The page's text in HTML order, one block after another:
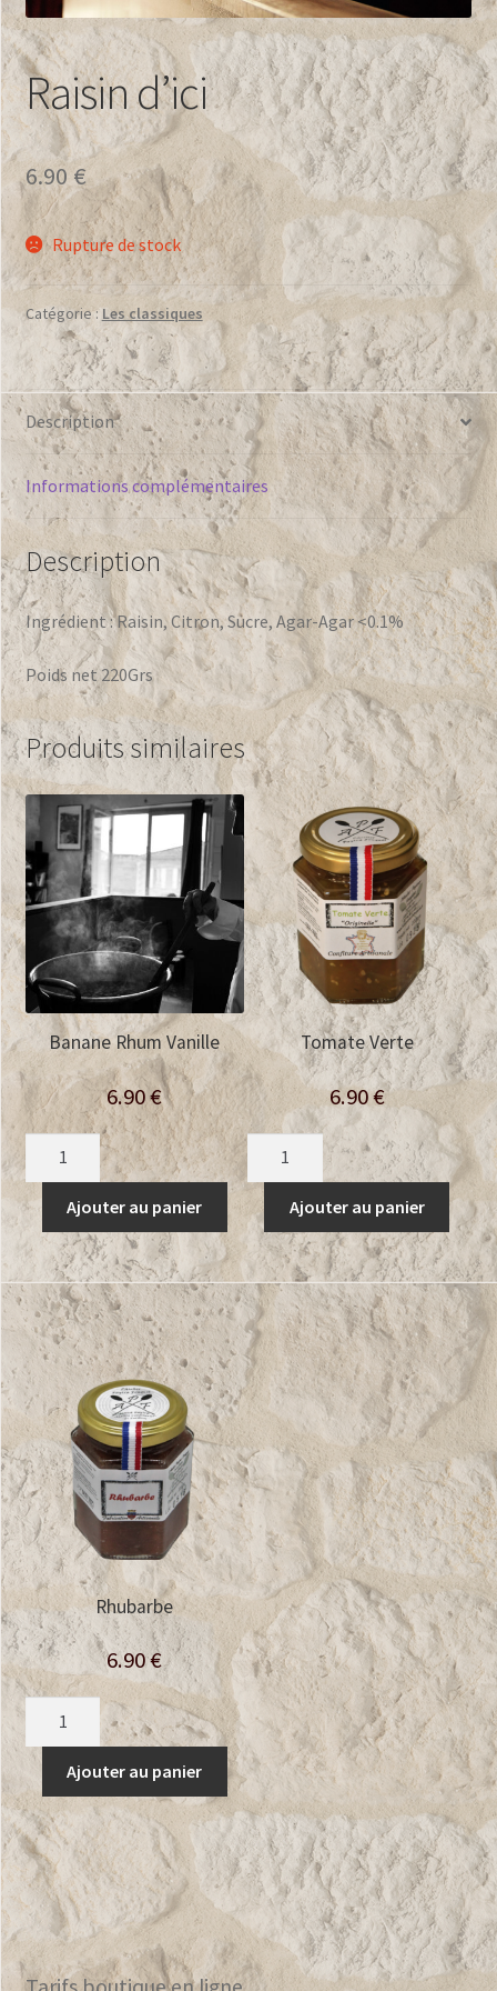
Les Partenaires
Mon compte
Paiement
Panier
Politique de confidentialité
Qui sommes nous
Raisin d’ici
6.90€
Rupture de stock
Catégorie :Les classiques
Description
Informations complémentaires
Description
Ingrédient : Raisin, Citron, Sucre, Agar-Agar <0.1%
Poids net 220Grs
Produits similaires
Banane Rhum Vanille
6.90€
de
Banane
Rhum
Vanille
Ajouter au panier
Tomate Verte
6.90€
quantité
Tomate
Verte
Ajouter au panier
Rhubarbe
6.90€
quantité
RhubarbeAjouter au panier